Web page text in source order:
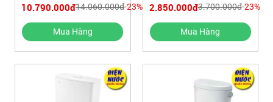
10.790.000đ14.060.000đ-23%
Mua Hàng
Ceramic | HƯỚNG DẪN
2.850.000đ3.700.000đ-23%
Mua Hàng